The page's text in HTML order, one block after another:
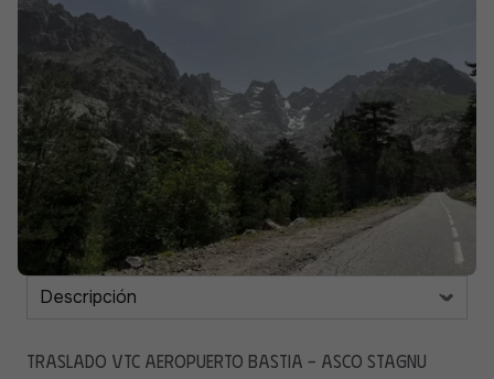
Traslado VTC Aeropuerto Bastia - Asco Stagnu